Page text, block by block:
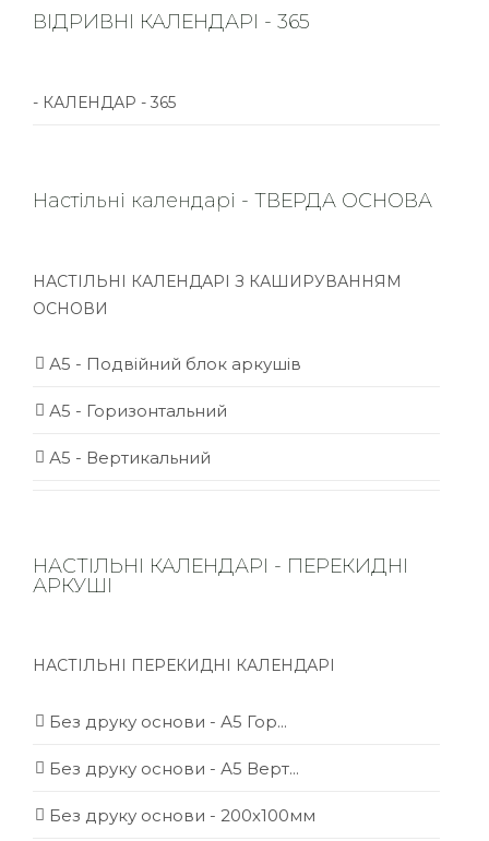
ВІДРИВНІ КАЛЕНДАРІ - 365
- КАЛЕНДАР - 365
Настільні календарі - ТВЕРДА ОСНОВА
НАСТІЛЬНІ КАЛЕНДАРІ З КАШИРУВАННЯМ
ОСНОВИ
А5 - Подвійний блок аркушів
А5 - Горизонтальний
А5 - Вертикальний
НАСТІЛЬНІ КАЛЕНДАРІ - ПЕРЕКИДНІ
АРКУШІ
НАСТІЛЬНІ ПЕРЕКИДНІ КАЛЕНДАРІ
Без друку основи - А5 Гор...
Без друку основи - А5 Верт...
Без друку основи - 200х100мм